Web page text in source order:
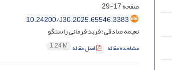
صفحه17-29
10.24200/J30.2025.65546.3383
نعیمه صادقی؛ فربد فرمانی راستگو
مشاهده مقاله اصل مقاله 1.24 M